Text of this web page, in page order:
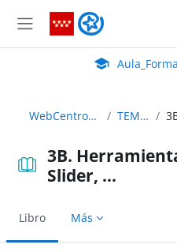
Panel lateral
Aula Virtual de
WebCentro_C35 TEMA 3
3B.
Slider, ...
Libro Más